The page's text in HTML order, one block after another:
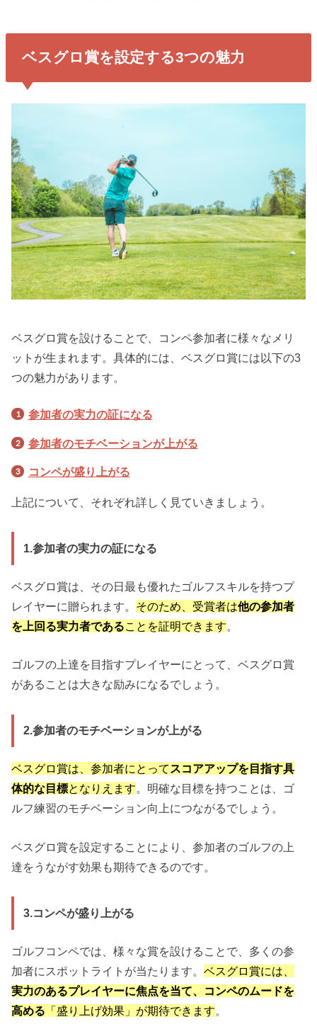
ベスグロ賞を設定する3つの魅力
ベスグロ賞を設けることで、コンペ参加者に様々なメリ
ットが生まれます。具体的には、ベスグロ賞には以下の3
つの魅力があります。
参加者の実力の証になる
参加者のモチベーションが上がる
コンペが盛り上がる
上記について、それぞれ詳しく見ていきましょう。
1.参加者の実力の証になる
ベスグロ賞は、その日最も優れたゴルフスキルを持つプ
レイヤーに贈られます。 そのため、受賞者は他の参加者
を上回る実力者であることを証明できます。
ゴルフの上達を目指すプレイヤーにとって、ベスグロ賞
があることは大きな励みになるでしょう。
2.参加者のモチベーションが上がる
ベスグロ賞は、参加者にとって スコアアップを目指す具
体的な目標となりえます。明確な目標を持つことは、ゴ
ルフ練習のモチベーション向上につながるでしょう。
ベスグロ賞を設定することにより、参加者のゴルフの上
達をうながす効果も期待できるのです。
3.コンペが盛り上がる
ゴルフコンペでは、様々な賞を設けることで、多くの参
加者にスポットライトが当たります。ベスグロ賞には、
実力のあるプレイヤーに焦点を当て、コンペのムードを
高める 「盛り上げ効果」が期待できます。